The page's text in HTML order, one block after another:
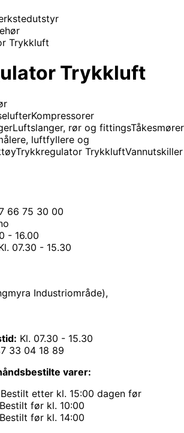
Trykkluft
Trykkluft
Kompressorer
Luftslanger, rør og fittingsTåkesmører
luftfyllere og
Trykkregulator TrykkluftVannutskiller
66 75 30 00
- 16.00
07.30 - 15.30
Industriområde),
Kl. 07.30 - 15.30
33 04 18 89
varer:
etter kl. 15:00 dagen før
før kl. 10:00
før kl. 14:00